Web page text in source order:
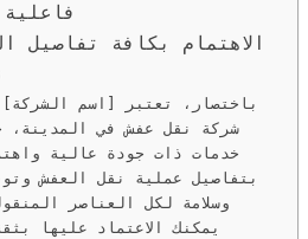
الاهتمام بكافة تفاصيل
باختصار، تعتبر [اسم
شركة نقل عفش في المدينة،
خدمات ذات جودة عالية
بتفاصيل عملية نقل العفش
وسلامة لكل العناصر
يمكنك الاعتماد عليها